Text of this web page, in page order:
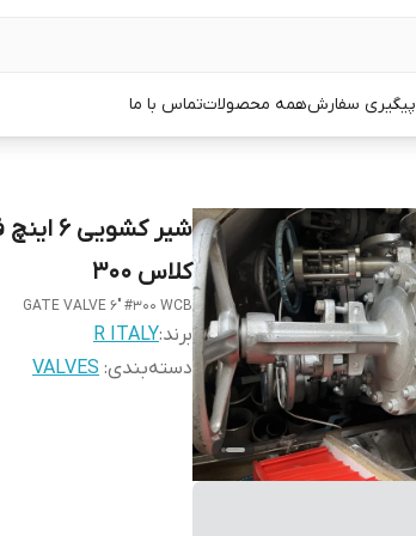
پیگیری سفارشهمه محصولاتتماس با ما
کلاس 300
GATE VALVE 6" #300 WCB
برند:R ITALY
دسته‌بندی:
VALVES